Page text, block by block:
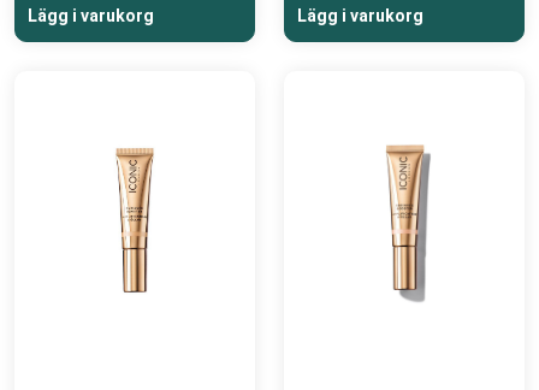
Lägg i varukorg Lägg i varukorg